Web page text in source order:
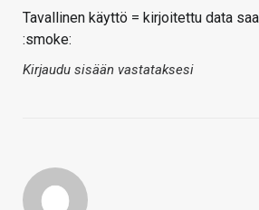
Tavallinen käyttö = kirjoitettu data
:smoke:
Kirjaudu sisään vastataksesi